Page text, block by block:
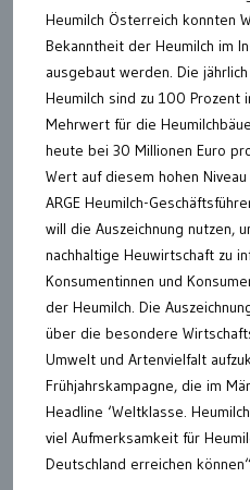
Heumilch Österreich konnten
Bekanntheit der Heumilch im
ausgebaut werden. Die
Heumilch sind zu 100 Prozent
Mehrwert für die
heute bei 30 Millionen Euro
Wert auf diesem hohen
ARGE Heumilch-
will die Auszeichnung nutzen,
nachhaltige Heuwirtschaft zu
Konsumentinnen und
der Heumilch. Die
über die besondere
Umwelt und Artenvielfalt
Frühjahrskampagne, die im
Headline ‘Weltklasse.
viel Aufmerksamkeit für
Deutschland erreichen